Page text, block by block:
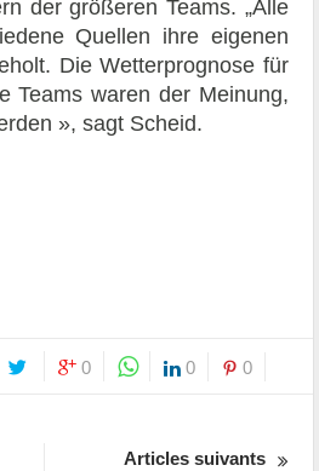
der größeren Teams. „Alle
Quellen ihre eigenen
Die Wetterprognose für
Teams waren der Meinung,
», sagt Scheid.
0 0 0
Articles suivants